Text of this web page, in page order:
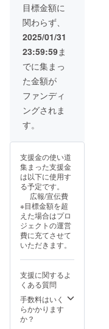
スの有
効期限
は2025
年3月か
ら1年間
です。
はメー
ルにて
調整さ
せてい
ただき
ます。
※こちら
のコー
スの有
効期限
は2025
年3月か
ン相談
をしな
がら6か
月目に
は講座
の収益
化を目
指しま
す。 伴
走で
ペース
メイク
めやす
おすす
めで
す。 6
カ月間1
カ月に1
回個別
セッ
ション
が付い
ていま
す。 ※
の開始
日など
はメー
ルにて
調整さ
きく3つ
のノウ
ハウを3
か月間
で習得
してい
きま
す。 体
系的に
学んだ
ノウハ
ウから4
セール
フェー
ズに入
り、メ
ンバー
だけで
なく講
師と直
接メー
ルやオ
ンライ
ン相談
かりし
ながら6
か月目
には講
座の収
るコン
サルス
タン
ダード
コース
を割引
価格で
受ける
ことが
できる
権利で
す。 通
550,000
100,000
円お得
になっ
ていま
す。 ①
先生ポ
ジショ
ンの土
台 ②コ
ンテン
ツ構築
ルス 大
きく3つ
のノウ
ハウを3
か月間
目標金額に
関わらず、
2025/01/31
23:59:59ま
でに集まっ
た金額が
ファンディ
ングされま
す。
支援金の使い道
集まった支援金
は以下に使用す
る予定です。
広報/宣伝費
※目標金額を超
えた場合はプロ
ジェクトの運営
費に充てさせて
いただきます。
支援に関するよ
くある質問
手数料はいく
らかかります
か？